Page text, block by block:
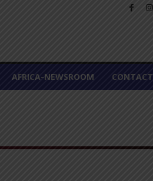
AFRICA-NEWSROOM CONTACT